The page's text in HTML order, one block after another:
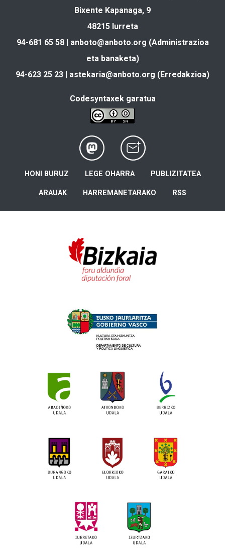
Bixente Kapanaga, 9
48215 Iurreta
94-681 65 58 | anboto@anboto.org (Administrazioa
eta banaketa)
94-623 25 23 | astekaria@anboto.org (Erredakzioa)
Codesyntaxek garatua
HONI BURUZ LEGE OHARRA PUBLIZITATEA
ARAUAK HARREMANETARAKO RSS